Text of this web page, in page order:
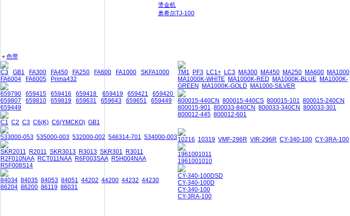
烫金机
奥希尔TJ-100
＋色带
C3 GB1 FA300 FA450 FA250 FA600 FA1000
SKFA1000
FA6004
FA6005 Prima432
659790 659415 659416 659418 659419 659421
659420
659807
659810 659819 659631 659643 659651
659449
659449
C1 C2 C3 C6(K) C6(YMCKO) GB1
533000-053 535000-003 532000-002 546314-701 534000-003
SKR2011 R2011 SKR3013 R3013 SKR301
R3011
R2F010NAA RCT011NAA R6F003SAA R5H004NAA
R5F008S14
84034 84035 84053 84051 44202 44200 44232 44230
86204 86200 86119 86031
TM1 PF3 LC1+ LC3 MA300 MA450 MA250 MA600 MA1000
MA1000K-WHITE MA1000K-RED MA1000K-BLUE MA1000K-
GREEN
MA1000K-GOLD MA1000-SILVER
800015-440CN 800015-440CS 800015-101 800015-240CN
800015-901 800033-840CN 800033-340CN 800033-301
800012-445 800012-601
10216 10319 VMF-296R VIR-296R CY-340-100 CY-3RA-100
1961001011
1961001010
CY-340-100DSD
CY-340-100D
CY-340-100
CY-3RA-100